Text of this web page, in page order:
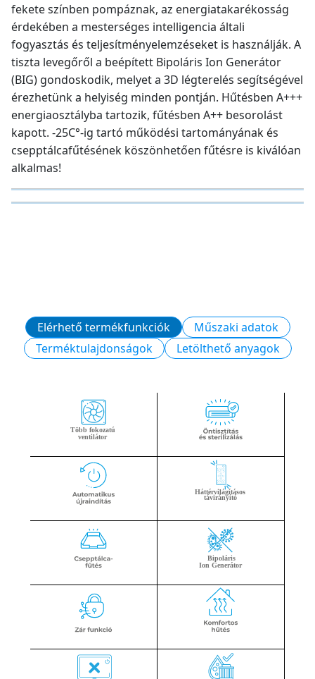
fekete színben pompáznak, az energiatakarékosság
érdekében a mesterséges intelligencia általi
fogyasztás és teljesítményelemzéseket is használják. A
tiszta levegőről a beépített Bipoláris Ion Generátor
(BIG) gondoskodik, melyet a 3D légterelés segítségével
érezhetünk a helyiség minden pontján. Hűtésben A+++
energiaosztályba tartozik, fűtésben A++ besorolást
kapott. -25C°-ig tartó működési tartományának és
csepptálcafűtésének köszönhetően fűtésre is kiválóan
alkalmas!
Elérhető termékfunkciók
Műszaki adatok
Terméktulajdonságok
Letölthető anyagok